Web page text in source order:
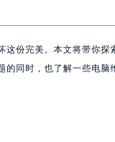
这份完美。本文将带你探
的同时，也了解一些电脑